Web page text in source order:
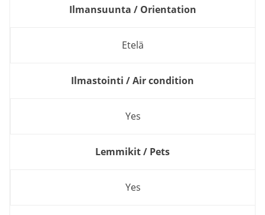
Ilmansuunta / Orientation
Etelä
Ilmastointi / Air condition
Yes
Lemmikit / Pets
Yes